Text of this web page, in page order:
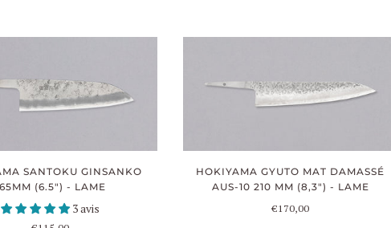
SANTOKU GINSANKO
(6.5") - LAME
3 avis
HOKIYAMA GYUTO MAT DAMASSÉ
AUS-10 210 MM (8,3") - LAME
€170,00